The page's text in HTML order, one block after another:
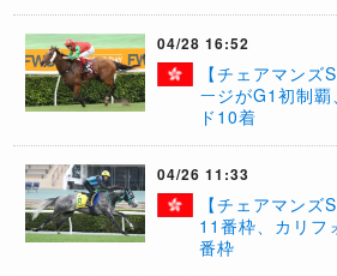
04/28 16:52
【チェアマンズ
ージがG1初制
ド10着
04/26 11:33
【チェアマンズ
11番枠、カリフ
番枠